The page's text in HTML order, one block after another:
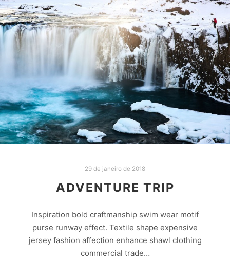
29 de janeiro de 2018
ADVENTURE TRIP
Inspiration bold craftmanship swim wear motif
purse runway effect. Textile shape expensive
jersey fashion affection enhance shawl clothing
commercial trade…